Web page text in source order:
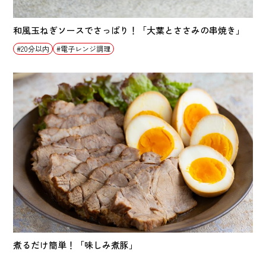
和風玉ねぎソースでさっぱり！「大葉とささみの串焼き」
20分以内 電子レンジ調理
煮るだけ簡単！「味しみ煮豚」